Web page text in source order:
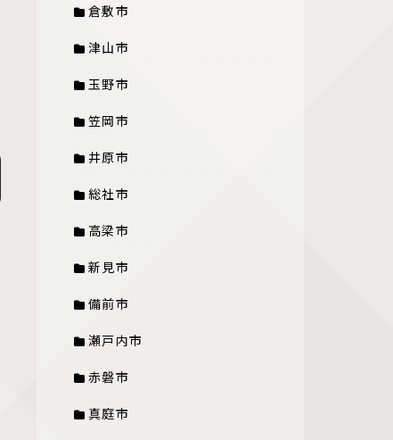
倉敷市
津山市
玉野市
笠岡市
井原市
総社市
高梁市
新見市
備前市
瀬戸内市
赤磐市
真庭市